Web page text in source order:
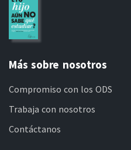
Más sobre nosotros
Compromiso con los ODS
Trabaja con nosotros
Contáctanos